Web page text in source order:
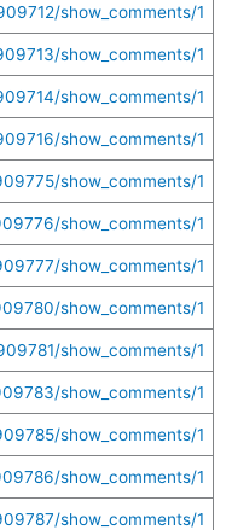
show_comments/1
show_comments/1
show_comments/1
show_comments/1
show_comments/1
show_comments/1
show_comments/1
show_comments/1
show_comments/1
show_comments/1
show_comments/1
show_comments/1
show_comments/1